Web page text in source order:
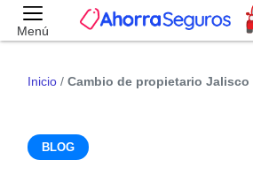
Menú
Inicio / Cambio de propietario Jalisco
BLOG